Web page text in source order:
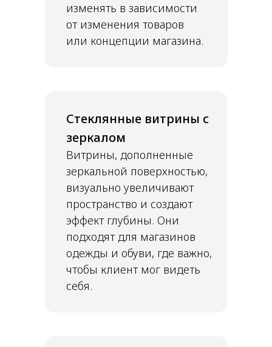
Стеклянные витрины с
зеркалом
Витрины, дополненные
зеркальной поверхностью,
визуально увеличивают
пространство и создают
эффект глубины. Они
подходят для магазинов
одежды и обуви, где важно,
чтобы клиент мог видеть
себя.
изменять в зависимости
от изменения товаров
или концепции магазина.